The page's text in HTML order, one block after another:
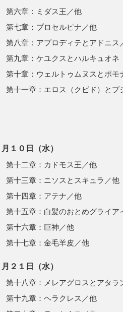
ミダス王／他
プロセルピナ／他
プロディテとアドニス
ユクスとハルキュオネ
ェルトゥムヌスとポモ
エロス（クピド）とプ
１０日（水）
：カドモス王／他
ニソスとスキュラ／他
：アテナ／他
白髪のおとめグライア
：巨神／他
：金毛羊皮／他
２１日（水）
メレアグロスとアタラン
：ヘラクレス／他